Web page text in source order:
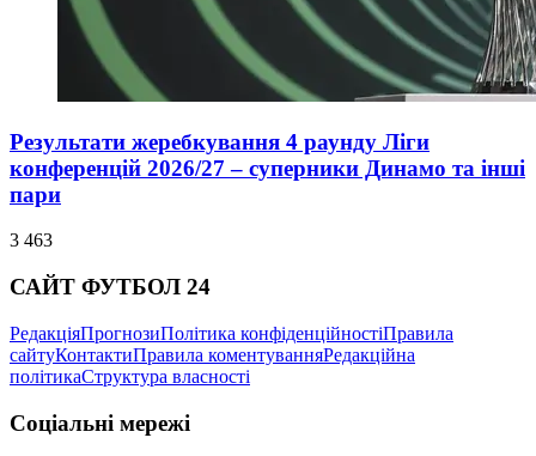
Результати жеребкування 4 раунду Ліги
конференцій 2026/27 – суперники Динамо та інші
пари
3 463
САЙТ ФУТБОЛ 24
РедакціяПрогнозиПолітика конфіденційностіПравила
сайтуКонтактиПравила коментуванняРедакційна
політикаСтруктура власності
Соціальні мережі